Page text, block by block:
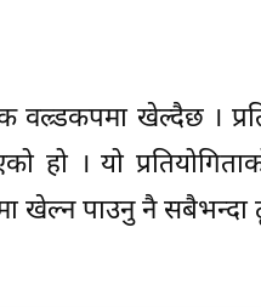
खेल्दैछ ।
हो । यो
खेल्न पाउनु नै